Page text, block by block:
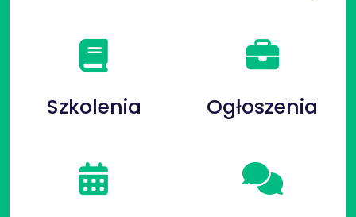
Szkolenia Ogłoszenia